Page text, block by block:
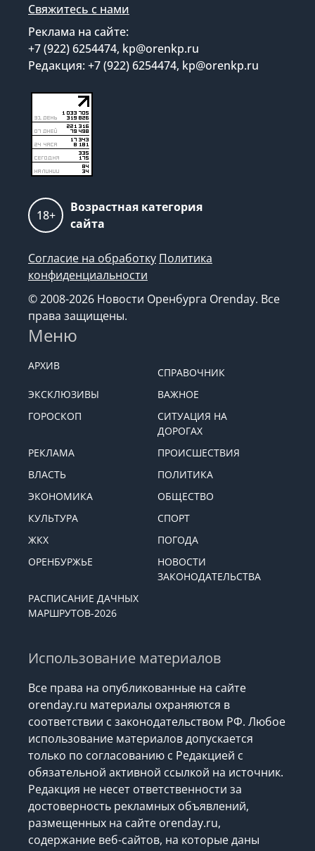
Свяжитесь с нами
Реклама на сайте:
+7 (922) 6254474, kp@orenkp.ru
Редакция: +7 (922) 6254474, kp@orenkp.ru
18+
Возрастная категория
сайта
Согласие на обработку Политика
конфиденциальности
© 2008-2026 Новости Оренбурга Orenday. Все
права защищены.
Меню
АРХИВ
СПРАВОЧНИК
ЭКСКЛЮЗИВЫ
ВАЖНОЕ
ГОРОСКОП
СИТУАЦИЯ НА
ДОРОГАХ
РЕКЛАМА
ПРОИСШЕСТВИЯ
ВЛАСТЬ
ПОЛИТИКА
ЭКОНОМИКА
ОБЩЕСТВО
КУЛЬТУРА
СПОРТ
ЖКХ
ПОГОДА
ОРЕНБУРЖЬЕ
НОВОСТИ
ЗАКОНОДАТЕЛЬСТВА
РАСПИСАНИЕ ДАЧНЫХ
МАРШРУТОВ-2026
Использование материалов
Все права на опубликованные на сайте
orenday.ru материалы охраняются в
соответствии с законодательством РФ. Любое
использование материалов допускается
только по согласованию с Редакцией с
обязательной активной ссылкой на источник.
Редакция не несет ответственности за
достоверность рекламных объявлений,
размещенных на сайте orenday.ru,
содержание веб-сайтов, на которые даны